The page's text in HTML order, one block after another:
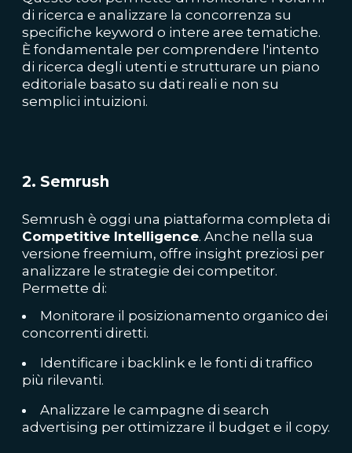
di ricerca e analizzare la concorrenza su
specifiche keyword o intere aree tematiche.
È fondamentale per comprendere l'intento
di ricerca degli utenti e strutturare un piano
editoriale basato su dati reali e non su
semplici intuizioni.
2. Semrush
Semrush è oggi una piattaforma completa di
Competitive Intelligence. Anche nella sua
versione freemium, offre insight preziosi per
analizzare le strategie dei competitor.
Permette di:
Monitorare il posizionamento organico dei
concorrenti diretti.
Identificare i backlink e le fonti di traffico
più rilevanti.
Analizzare le campagne di search
advertising per ottimizzare il budget e il copy.